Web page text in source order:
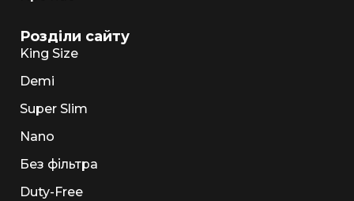
Розділи сайту
King Size
Demi
Super Slim
Nano
Без фільтра
Duty-Free